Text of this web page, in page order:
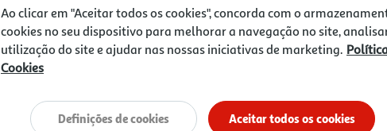
Notas de preparação
Ao clicar em "Aceitar todos os cookies", concorda com o
cookies no seu dispositivo para melhorar a navegação no site,
utilização do site e ajudar nas nossas iniciativas de marketing.
Cookies
Aceitar todos os cookies
Definições de cookies